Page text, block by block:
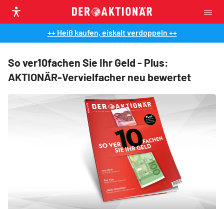
++ Heiß kaufen, eiskalt verdoppeln ++
So ver10fachen Sie Ihr Geld - Plus:
AKTIONÄR-Vervielfacher neu bewertet